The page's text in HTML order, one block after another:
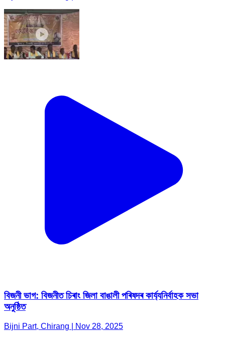
বিজনী ভাগ: বিজনীত চিৰাং জিলা বাঙালী পৰিষদৰ কাৰ্য্যনিৰ্বাহক সভা
অনুষ্ঠিত
Bijni Part, Chirang | Nov 28, 2025